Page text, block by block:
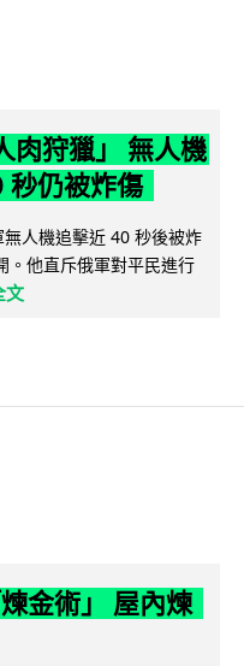
肉狩獵」 無人機
秒仍被炸傷
人機追擊近 40 秒後被炸
。他直斥俄軍對平民進行
文
金術」 屋內煉